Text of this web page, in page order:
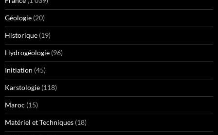
Géologie (20)
Historique (19)
Hydrogéologie (96)
Initiation (45)
Karstologie (118)
Maroc (15)
Matériel et Techniques (18)